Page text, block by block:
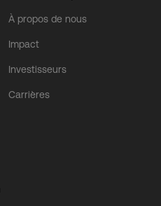
À propos de nous
Impact
Investisseurs
Carrières